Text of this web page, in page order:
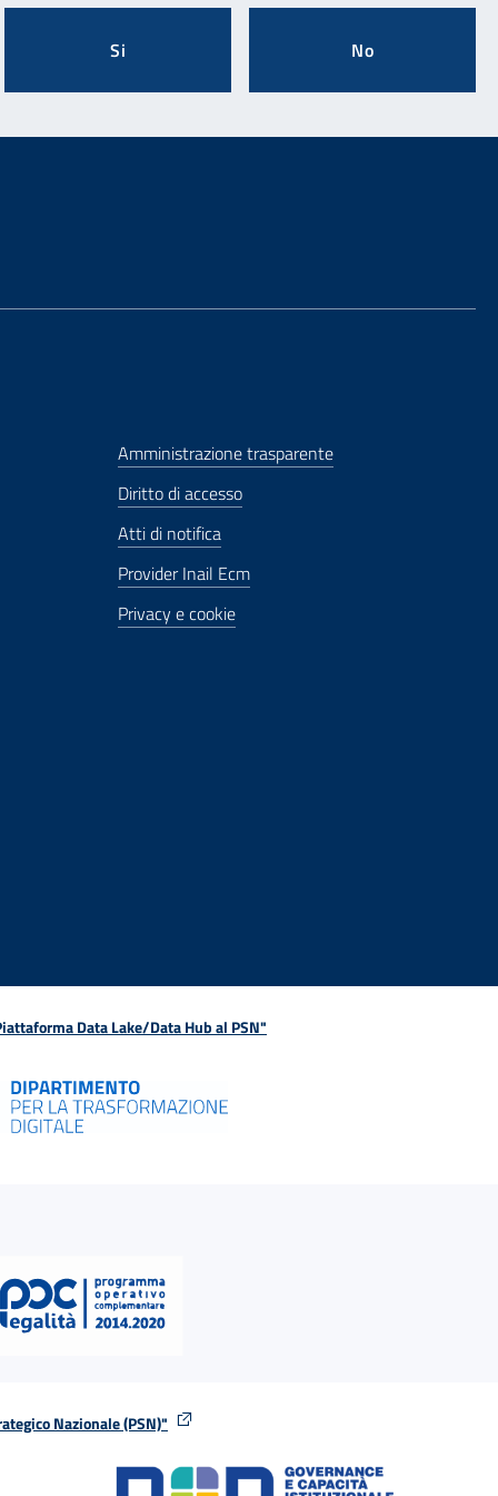
Si No
Amministrazione trasparente
Diritto di accesso
Atti di notifica
Provider Inail Ecm
Privacy e cookie
Data Lake/Data Hub al PSN"
Nazionale (PSN)"